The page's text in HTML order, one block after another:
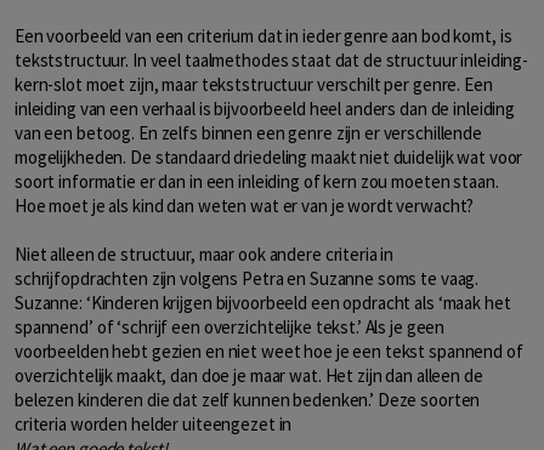
Een voorbeeld van een criterium dat in ieder genre aan bod komt, is
tekststructuur. In veel taalmethodes staat dat de structuur inleiding-
kern-slot moet zijn, maar tekststructuur verschilt per genre. Een
inleiding van een verhaal is bijvoorbeeld heel anders dan de inleiding
van een betoog. En zelfs binnen een genre zijn er verschillende
mogelijkheden. De standaard driedeling maakt niet duidelijk wat voor
soort informatie er dan in een inleiding of kern zou moeten staan.
Hoe moet je als kind dan weten wat er van je wordt verwacht?
Niet alleen de structuur, maar ook andere criteria in
schrijfopdrachten zijn volgens Petra en Suzanne soms te vaag.
Suzanne: ‘Kinderen krijgen bijvoorbeeld een opdracht als ‘maak het
spannend’ of ‘schrijf een overzichtelijke tekst.’ Als je geen
voorbeelden hebt gezien en niet weet hoe je een tekst spannend of
overzichtelijk maakt, dan doe je maar wat. Het zijn dan alleen de
belezen kinderen die dat zelf kunnen bedenken.’ Deze soorten
criteria worden helder uiteengezet in